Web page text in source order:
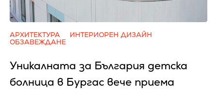
АРХИТЕКТУРА
ИНТЕРИОРЕН ДИЗАЙН
ОБЗАВЕЖДАНЕ
Уникалната за България детска
болница в Бургас вече приема